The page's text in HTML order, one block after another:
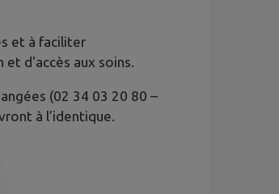
et à faciliter
et d'accès aux soins.
(02 34 03 20 80 –
à l’identique.